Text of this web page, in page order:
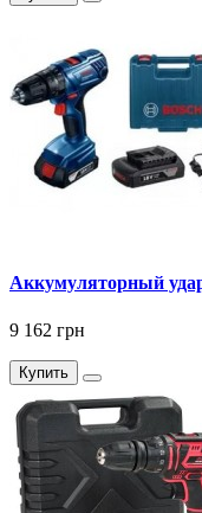
Аккумуляторный
9 162 грн
Купить